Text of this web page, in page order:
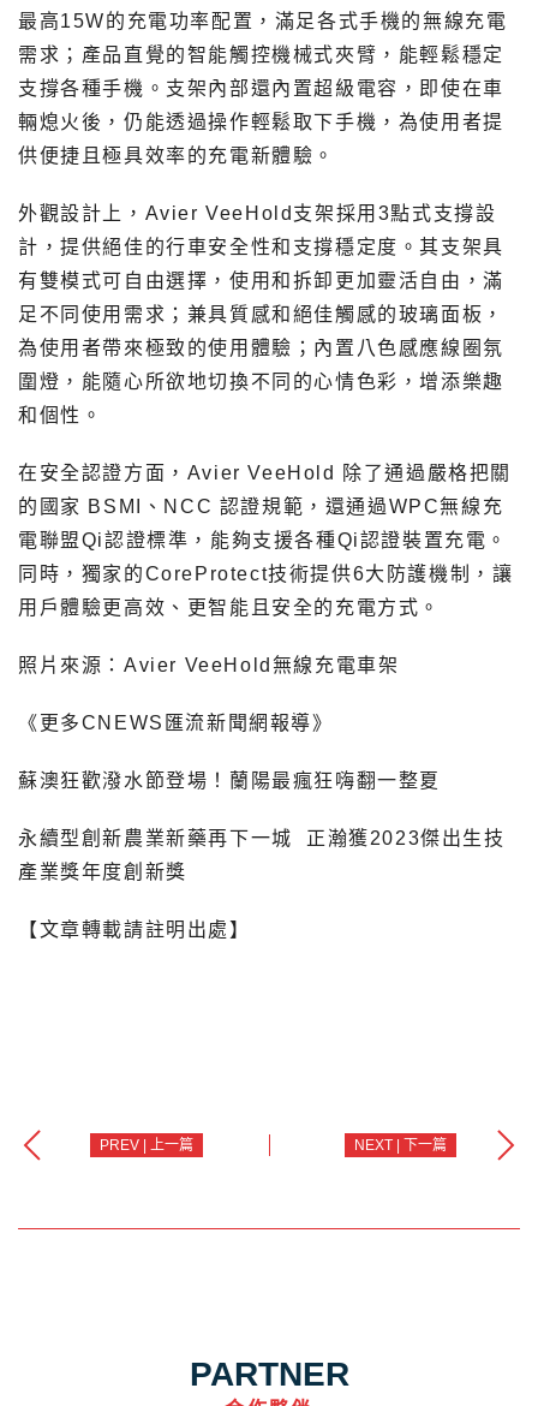
最高15W的充電功率配置，滿足各式手機的無線充電
需求；產品直覺的智能觸控機械式夾臂，能輕鬆穩定
支撐各種手機。支架內部還內置超級電容，即使在車
輛熄火後，仍能透過操作輕鬆取下手機，為使用者提
供便捷且極具效率的充電新體驗。
外觀設計上，Avier VeeHold支架採用3點式支撐設
計，提供絕佳的行車安全性和支撐穩定度。其支架具
有雙模式可自由選擇，使用和拆卸更加靈活自由，滿
足不同使用需求；兼具質感和絕佳觸感的玻璃面板，
為使用者帶來極致的使用體驗；內置八色感應線圈氛
圍燈，能隨心所欲地切換不同的心情色彩，增添樂趣
和個性。
在安全認證方面，Avier VeeHold 除了通過嚴格把關
的國家 BSMI、NCC 認證規範，還通過WPC無線充
電聯盟Qi認證標準，能夠支援各種Qi認證裝置充電。
同時，獨家的CoreProtect技術提供6大防護機制，讓
用戶體驗更高效、更智能且安全的充電方式。
照片來源： Avier VeeHold無線充電車架
《更多CNEWS匯流新聞網報導》
蘇澳狂歡潑水節登場！蘭陽最瘋狂嗨翻一整夏
永續型創新農業新藥再下一城 正瀚獲2023傑出生技
產業獎年度創新獎
【文章轉載請註明出處】
PREV | 上一篇 NEXT | 下一篇
PARTNER